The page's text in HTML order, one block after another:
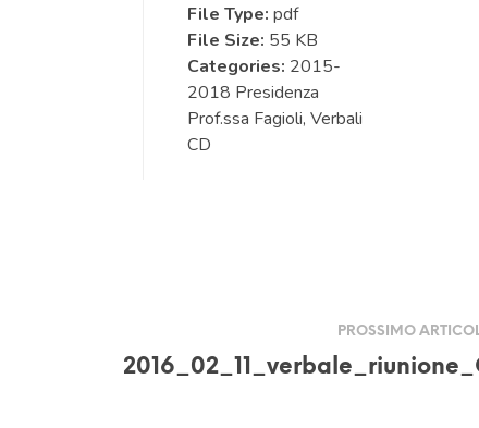
File Type: pdf
File Size: 55 KB
Categories: 2015-
2018 Presidenza
Prof.ssa Fagioli, Verbali
CD
PROSSIMO